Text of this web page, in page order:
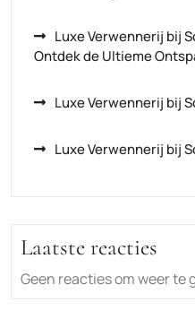
Luxe Verwennerij bij
Ontdek de Ultieme
Luxe Verwennerij bij
Luxe Verwennerij bij
Laatste reacties
Geen reacties om weer te